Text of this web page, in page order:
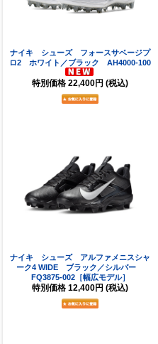
ナイキ シューズ フォースサベージプ
ロ2 ホワイト／ブラック AH4000-100
特別価格 22,400円 (税込)
ナイキ シューズ アルファメニスシャ
ーク4 WIDE ブラック／シルバー
FQ3875-002［幅広モデル］
特別価格 12,400円 (税込)